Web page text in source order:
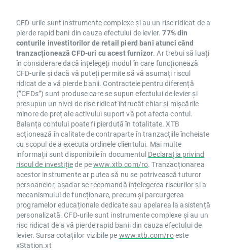
CFD-urile sunt instrumente complexe și au un risc ridicat de a
pierde rapid bani din cauza efectului de levier.77% din
conturile investitorilor de retail pierd bani atunci când
tranzacționează CFD-uri cu acest furnizor. Ar trebui să luați
în considerare dacă înțelegeți modul în care funcționează
CFD-urile și dacă vă puteți permite să vă asumați riscul
ridicat de a vă pierde banii. Contractele pentru diferență
(”CFDs”) sunt produse care se supun efectului de levier și
presupun un nivel de risc ridicat întrucât chiar și mișcările
minore de preț ale activului suport vă pot afecta contul.
Balanța contului poate fi pierdută în totalitate. XTB
acţionează în calitate de contraparte în tranzacţiile încheiate
cu scopul de a executa ordinele clientului. Mai multe
informații sunt disponibile în documentul Declarația privind
riscul de investițiede pewww.xtb.com/ro. Tranzacționarea
acestor instrumente ar putea să nu se potrivească tuturor
persoanelor, așadar se recomandă înțelegerea riscurilor și a
mecanismului de funcționare, precum și parcurgerea
programelor educaționale dedicate sau apelarea la asistență
personalizată. CFD-urile sunt instrumente complexe și au un
risc ridicat de a vă pierde rapid banii din cauza efectului de
levier. Sursa cotațiilor vizibile pe www.xtb.com/roeste
xStation.xt